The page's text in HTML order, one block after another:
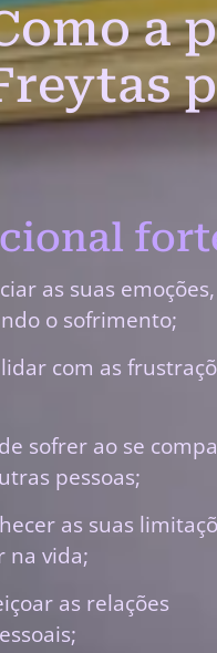
a
as suas emoções,
o sofrimento;
com as
sofrer ao se
pessoas;
as suas
na vida;
as relações